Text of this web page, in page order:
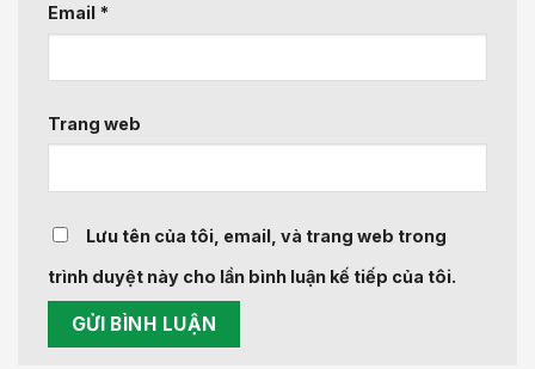
Email *
Trang web
Lưu tên của tôi, email, và trang web trong
trình duyệt này cho lần bình luận kế tiếp của tôi.